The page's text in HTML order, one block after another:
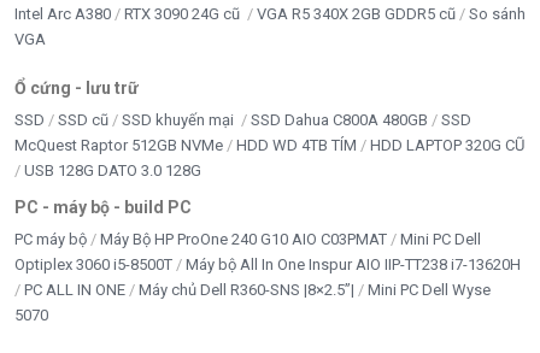
Intel Arc A380
RTX 3090 24G cũ VGA R5 340X 2GB GDDR5 cũ
So sánh
VGA
Ổ cứng - lưu trữ
SSD SSD cũ SSD khuyến mại SSD Dahua C800A 480GB
SSD
McQuest Raptor 512GB NVMe
HDD WD 4TB TÍM
HDD LAPTOP 320G CŨ
USB 128G DATO 3.0 128G
PC - máy bộ - build PC
PC máy bộ Máy Bộ HP ProOne 240 G10 AIO C03PMAT
Mini PC Dell
Optiplex 3060 i5-8500T
Máy bộ All In One Inspur AIO IIP-TT238 i7-13620H
PC ALL IN ONE
Máy chủ Dell R360-SNS |8×2.5”|
Mini PC Dell Wyse
5070